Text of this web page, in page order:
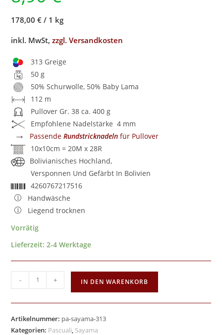
178,00 € / 1 kg
inkl. MwSt,zzgl. Versandkosten
313 Greige
50 g
50% Schurwolle, 50% Baby Lama
112 m
Pullover Gr. 38 ca. 400 g
Empfohlene Nadelstärke 4 mm
→ PassendeRundstricknadeln für Pullover
10x10cm = 20M x 28R
Bolivianisches Hochland,
Versponnen Und Gefärbt In Bolivien
4260767217516
Handwäsche
Liegend trocknen
Vorrätig
Lieferzeit:2-4 Werktage
- + IN DEN WARENKORB
Artikelnummer: pa-sayama-313
Kategorien: Pascuali, Sayama